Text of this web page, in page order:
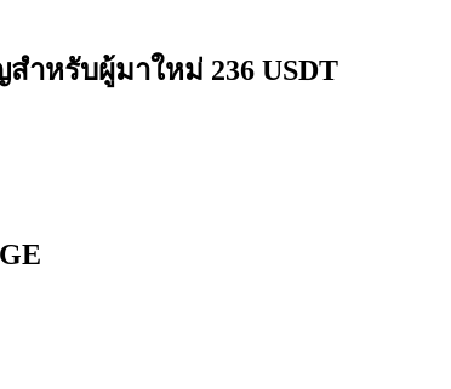
ำหรับผู้มาใหม่ 236 USDT